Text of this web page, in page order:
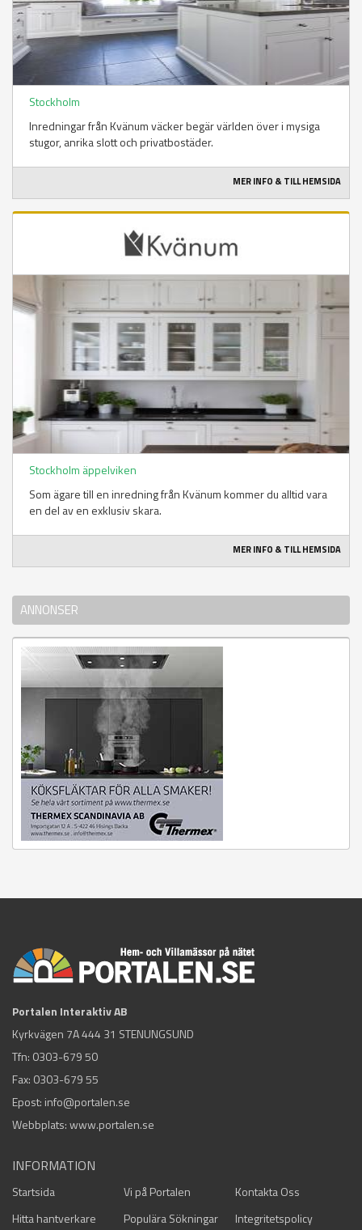
Stockholm
Inredningar från Kvänum väcker begär världen över i mysiga
stugor, anrika slott och privatbostäder.
MER INFO & TILL HEMSIDA
Stockholm äppelviken
Som ägare till en inredning från Kvänum kommer du alltid vara
en del av en exklusiv skara.
MER INFO & TILL HEMSIDA
ANNONSER
Portalen Interaktiv AB
Kyrkvägen 7A 444 31 STENUNGSUND
Tfn: 0303-679 50
Fax: 0303-679 55
Epost: info@portalen.se
Webbplats: www.portalen.se
INFORMATION
Startsida Vi på Portalen
Kontakta Oss
Hitta hantverkare
Populära Sökningar Integritetspolicy